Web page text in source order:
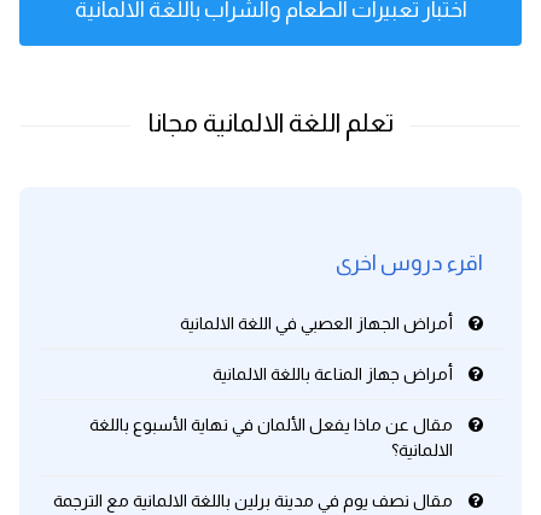
اختبار تعبيرات الطعام والشراب باللغة الالمانية
اقرء دروس اخرى
أمراض الجهاز العصبي في اللغة الالمانية
أمراض جهاز المناعة باللغة الالمانية
مقال عن ماذا يفعل الألمان في نهاية الأسبوع باللغة
الالمانية؟
مقال نصف يوم في مدينة برلين باللغة الالمانية مع الترجمة